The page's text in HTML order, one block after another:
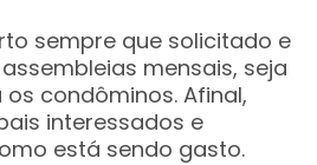
sempre que solicitado e
mensais, seja
condôminos. Afinal,
interessados e
está sendo gasto.